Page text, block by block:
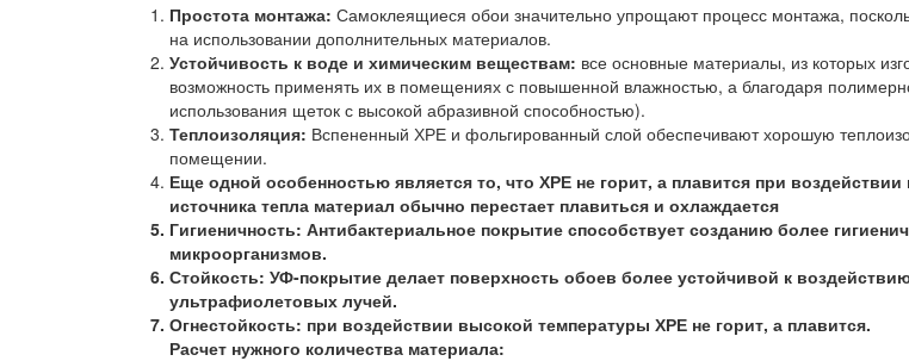
Простота монтажа: Самоклеящиеся обои значительно упрощают процесс монтажа,
на использовании дополнительных материалов.
Устойчивость к воде и химическим веществам: все основные материалы, из которых
возможность применять их в помещениях с повышенной влажностью, а благодаря
использования щеток с высокой абразивной способностью).
Теплоизоляция: Вспененный ХРЕ и фольгированный слой обеспечивают хорошую
помещении.
Еще одной особенностью является то, что ХРЕ не горит, а плавится при
источника тепла материал обычно перестает плавиться и охлаждается
Гигиеничность: Антибактериальное покрытие способствует созданию более
микроорганизмов.
Стойкость: УФ-покрытие делает поверхность обоев более устойчивой к
ультрафиолетовых лучей.
Огнестойкость: при воздействии высокой температуры ХРЕ не горит, а плавится.
Расчет нужного количества материала: